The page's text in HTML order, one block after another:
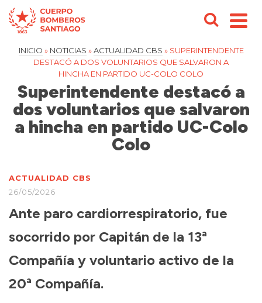
INICIO » NOTICIAS » ACTUALIDAD CBS » SUPERINTENDENTE
DESTACÓ A DOS VOLUNTARIOS QUE SALVARON A
HINCHA EN PARTIDO UC-COLO COLO
Superintendente destacó a
dos voluntarios que salvaron
a hincha en partido UC-Colo
Colo
ACTUALIDAD CBS
26/05/2026
Ante paro cardiorrespiratorio, fue
socorrido por Capitán de la 13ª
Compañía y voluntario activo de la
20ª Compañía.